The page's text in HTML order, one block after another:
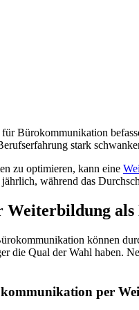
Bürokommunikation
stark
zu optimieren, kann eine
während das
Weiterbildung
können
die Qual der Wahl haben.
per